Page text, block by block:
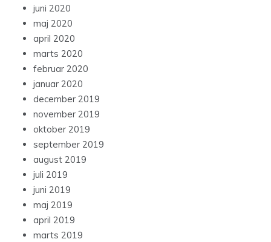
juni 2020
maj 2020
april 2020
marts 2020
februar 2020
januar 2020
december 2019
november 2019
oktober 2019
september 2019
august 2019
juli 2019
juni 2019
maj 2019
april 2019
marts 2019